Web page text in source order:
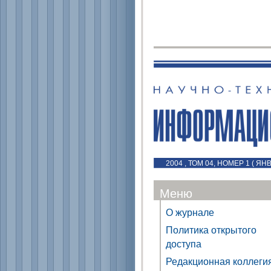
2004 , ТОМ 04, НОМЕР 1 (
Меню
О журнале
Политика открытого
доступа
Редакционная